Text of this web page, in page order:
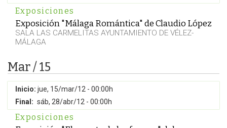
Exposiciones
Exposición "Málaga Romántica" de Claudio López
SALA LAS CARMELITAS AYUNTAMIENTO DE VÉLEZ-
MÁLAGA
Mar / 15
Inicio: jue, 15/mar/12 - 00:00h
Final: sáb, 28/abr/12 - 00:00h
Exposiciones